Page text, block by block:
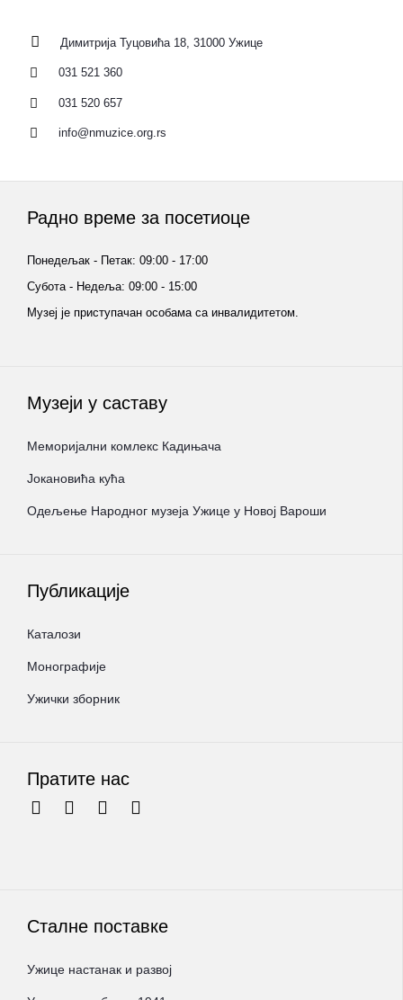
Димитрија Туцовића 18, 31000 Ужице
031 521 360
031 520 657
info@nmuzice.org.rs
Радно време за посетиоце
Понедељак - Петак: 09:00 - 17:00
Субота - Недеља: 09:00 - 15:00
Музеј је приступачан особама са инвалидитетом.
Музеји у саставу
Меморијални комлекс Кадињача
Јокановића кућа
Oдељење Народног музеја Ужице у Новој Вароши
Публикације
Каталози
Монографије
Ужички зборник
Пратите нас
Сталне поставке
Ужице настанак и развој